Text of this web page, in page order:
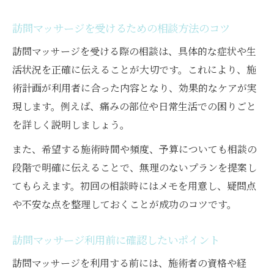
訪問マッサージに必要な書類と取得方法
訪問マッサージ依頼時の書類準備完全ガイ
ド
訪問マッサージ書類提出でよくある質問を
解説
訪問マッサージ依頼時の適切な伝え方とは
訪問マッサージの同意書作成を円滑に進め
る方法
訪問マッサージと他サービスの違いを知る
訪問マッサージと訪問リハビリの違いを徹
訪問マッサージの特徴と他サービス比較
訪問マッサージ選択時のメリットと注意点
訪問マッサージを受けるための相談方法のコツ
訪問マッサージを受ける際の相談は、具体的な症状や生
活状況を正確に伝えることが大切です。これにより、施
術計画が利用者に合った内容となり、効果的なケアが実
現します。例えば、痛みの部位や日常生活での困りごと
を詳しく説明しましょう。
また、希望する施術時間や頻度、予算についても相談の
段階で明確に伝えることで、無理のないプランを提案し
てもらえます。初回の相談時にはメモを用意し、疑問点
や不安な点を整理しておくことが成功のコツです。
訪問マッサージ利用前に確認したいポイント
訪問マッサージを利用する前には、施術者の資格や経